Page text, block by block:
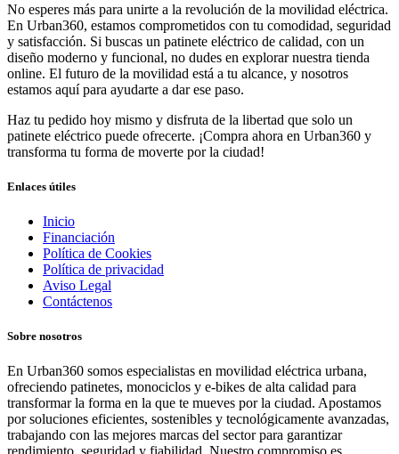
No esperes más para unirte a la revolución de la movilidad eléctrica.
En Urban360, estamos comprometidos con tu comodidad, seguridad
y satisfacción. Si buscas un patinete eléctrico de calidad, con un
diseño moderno y funcional, no dudes en explorar nuestra tienda
online. El futuro de la movilidad está a tu alcance, y nosotros
estamos aquí para ayudarte a dar ese paso.
Haz tu pedido hoy mismo y disfruta de la libertad que solo un
patinete eléctrico puede ofrecerte. ¡Compra ahora en Urban360 y
transforma tu forma de moverte por la ciudad!
Enlaces útiles
Inicio
Financiación
Política de Cookies
Política de privacidad
Aviso Legal
Contáctenos
Sobre nosotros
En Urban360 somos especialistas en movilidad eléctrica urbana,
ofreciendo patinetes, monociclos y e-bikes de alta calidad para
transformar la forma en la que te mueves por la ciudad. Apostamos
por soluciones eficientes, sostenibles y tecnológicamente avanzadas,
trabajando con las mejores marcas del sector para garantizar